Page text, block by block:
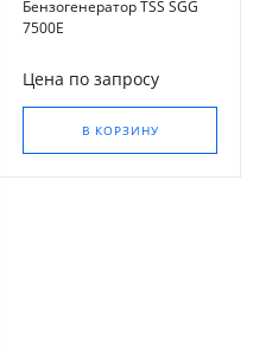
Бензогенератор TSS SGG
7500Е
Цена по запросу
В КОРЗИНУ